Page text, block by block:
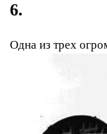
6.
Одна из трех